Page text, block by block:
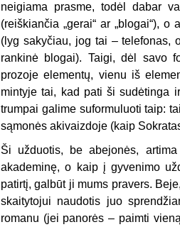
neigiama prasme, todėl dabar
(reiškiančia „gerai“ ar „blogai“),
(lyg sakyčiau, jog tai – telefonas,
rankinė blogai). Taigi, dėl savo
prozoje elementų, vienu iš
mintyje tai, kad pati ši sudėtinga
trumpai galime suformuluoti taip:
sąmonės akivaizdoje (kaip
Ši užduotis, be abejonės,
akademinę, o kaip į gyvenimo
patirtį, galbūt ji mums pravers.
skaitytojui naudotis juo
romanu (jei panorės – paimti